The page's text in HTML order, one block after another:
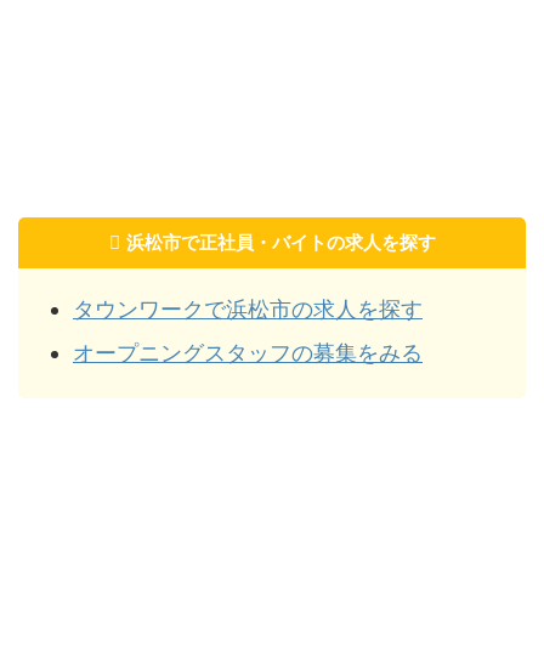
浜松市で正社員・バイトの求人を探す
タウンワークで浜松市の求人を探す
オープニングスタッフの募集をみる